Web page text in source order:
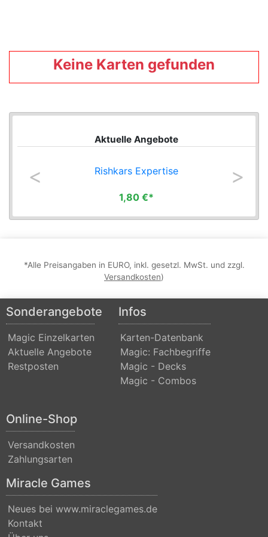
Edition
Adventures
the
Realms
in
Forgotten
Extras
Aether
Revolt
Aetherdrift
Alara
Alliances
Alpha
Amonkhet
Amonkhet
Keine Karten gefunden
Aktuelle Angebote
Rishkars Expertise
1,80 €*
*Alle Preisangaben in EURO, inkl. gesetzl. MwSt. und zzgl.
Versandkosten)
Sonderangebote
Magic Einzelkarten
Aktuelle Angebote
Restposten
Infos
Karten-Datenbank
Magic: Fachbegriffe
Magic - Decks
Magic - Combos
Online-Shop
Versandkosten
Zahlungsarten
Miracle Games
Neues bei www.miraclegames.de
Kontakt